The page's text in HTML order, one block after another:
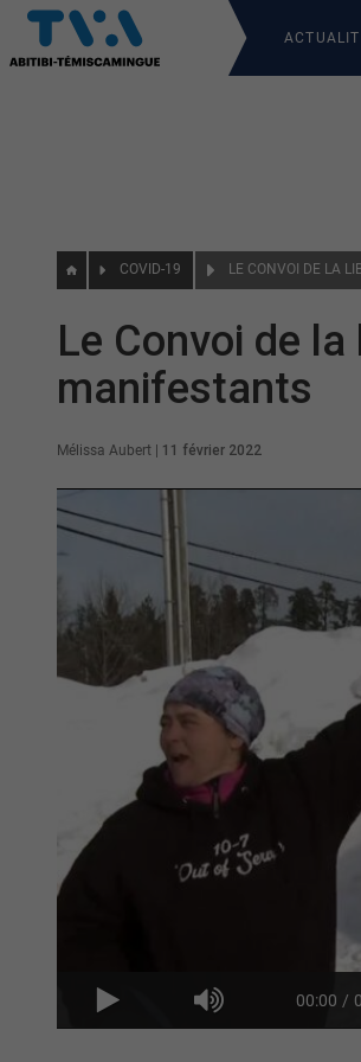
COVID-19
Le Convoi de
manifestants
Mélissa Aubert 11 février 2022
00:00 /